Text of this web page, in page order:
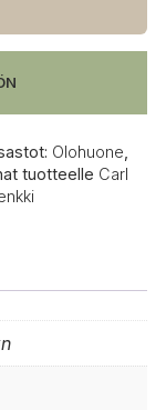
Olohuone
tuotteelle Carl